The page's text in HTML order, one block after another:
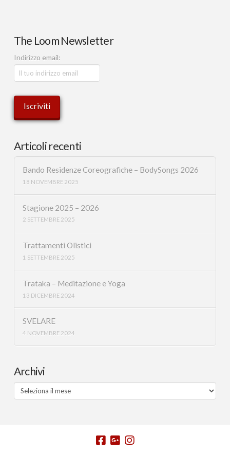
The Loom Newsletter
Indirizzo email:
Articoli recenti
Bando Residenze Coreografiche – BodySongs 2026
18 NOVEMBRE 2025
Stagione 2025 – 2026
2 SETTEMBRE 2025
Trattamenti Olistici
1 SETTEMBRE 2025
Trataka – Meditazione e Yoga
13 DICEMBRE 2024
SVELARE
4 NOVEMBRE 2024
Archivi
Archivi